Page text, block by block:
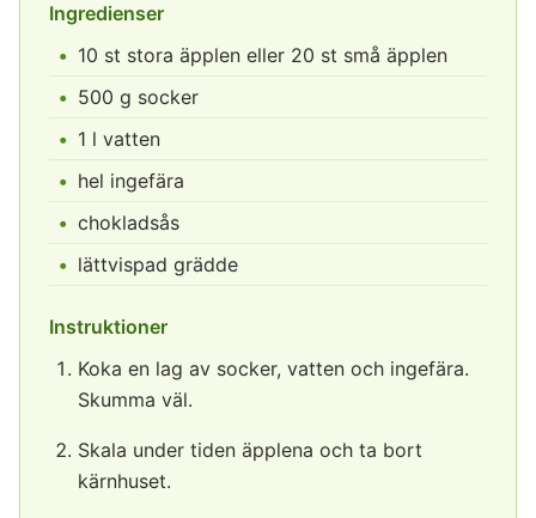
Ingredienser
10 st stora äpplen eller 20 st små äpplen
500 g socker
1 l vatten
hel ingefära
chokladsås
lättvispad grädde
Instruktioner
Koka en lag av socker, vatten och ingefära.
Skumma väl.
Skala under tiden äpplena och ta bort
kärnhuset.